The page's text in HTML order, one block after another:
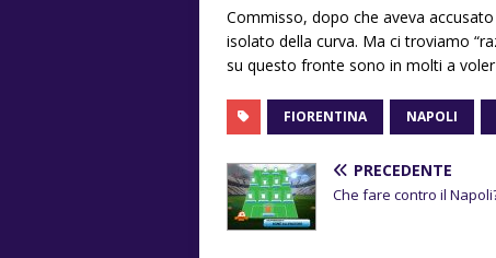
Commisso, dopo che aveva
isolato della curva. Ma ci troviamo
su questo fronte sono in molti a
FIORENTINA NAPOLI
PRECEDENTE
Che fare contro il